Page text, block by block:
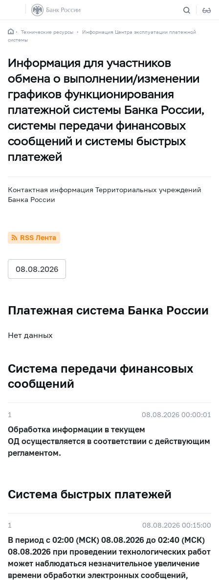
Технические ресурсы
Информация Центра эксплуатации платежной
системы
Информация для участников
обмена о выполнении/изменении
графиков функционирования
платежной системы Банка России,
системы передачи финансовых
сообщений и системы быстрых
платежей
Контактная информация Территориальных учреждений
Банка России
RSS Лента
08.08.2026
Платежная система Банка России
Нет данных
Система передачи финансовых
сообщений
1 08.08.2026 00:00:01
Обработка информации в текущем
ОД осуществляется в соответствии с действующим
регламентом.
Система быстрых платежей
1 08.08.2026 00:15:00
В период с 02:00 (МСК) 08.08.2026 до 02:40 (МСК)
08.08.2026 при проведении технологических работ
может наблюдаться незначительное увеличение
времени обработки электронных сообщений,